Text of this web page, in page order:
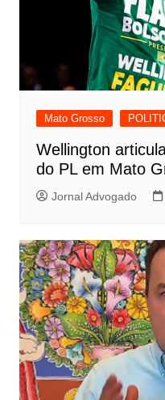
Mato Grosso
Wellington
do PL em Mato
Jornal Advogado